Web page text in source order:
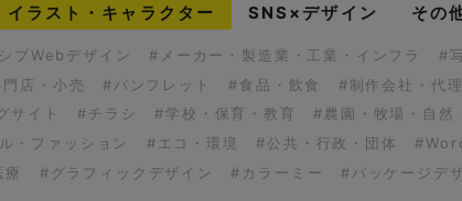
イラスト・キャラクター SNS×デザイン その
ブWebデザイン #メーカー・製造業・工業・インフラ
#
店・小売 #パンフレット #食品・飲食
#制作会社・代
サイト #チラシ #学校・保育・教育 #農園・牧場・自然
・ファッション #エコ・環境 #公共・行政・団体
#グラフィックデザイン #カラーミー #パッケージデ